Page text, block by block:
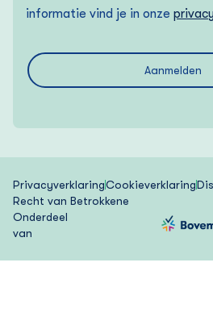
informatie vind je in onze
PrivacyverklaringCookieverklaring
Recht van Betrokkene
Onderdeel
van